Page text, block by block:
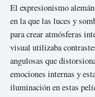
El expresionismo
en la que las luces y
para crear atmósferas
visual utilizaba
angulosas que
emociones internas y
iluminación en estas